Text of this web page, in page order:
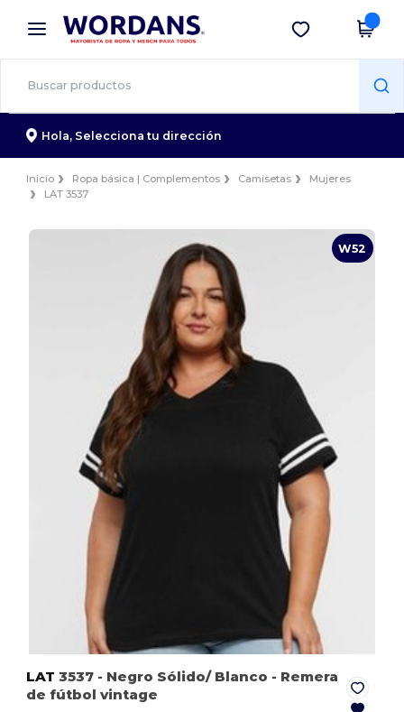
× App de Wordans
¡Mejores precios en app!
Descargar app
Hola, Selecciona tu dirección
Inicio Ropa básica | Complementos Camisetas
Mujeres
LAT 3537
W52
LAT 3537 - Negro Sólido/ Blanco - Remera
de fútbol vintage